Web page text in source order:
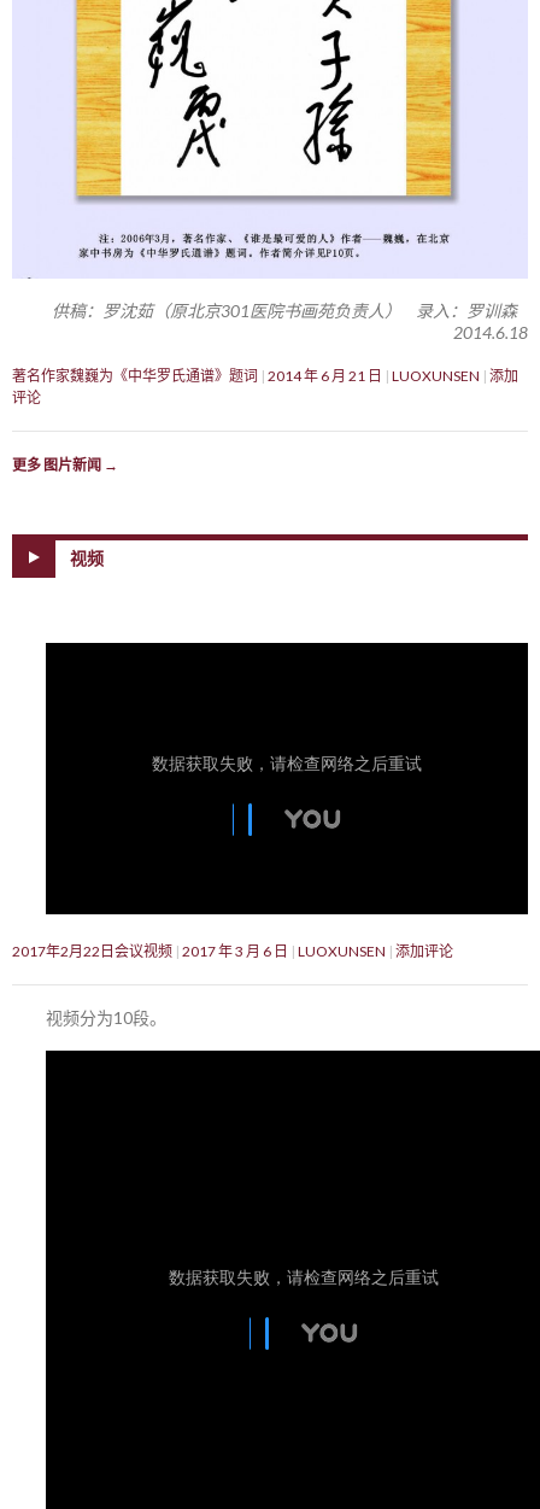
供稿：罗沈茹（原北京301医院书画苑负责人） 录入：罗训森
2014.6.18
著名作家魏巍为《中华罗氏通谱》题词 2014 年 6 月 21 日 LUOXUNSEN 添加
评论
更多 图片新闻 →
视频
2017年2月22日会议视频 2017 年 3 月 6 日 LUOXUNSEN 添加评论
视频分为10段。